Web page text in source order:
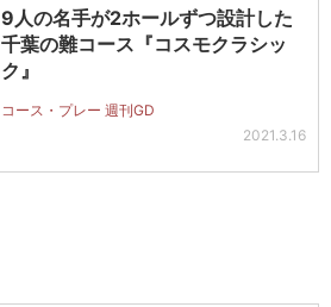
9人の名手が2ホールずつ設計した
千葉の難コース『コスモクラシッ
ク』
コース・プレー 週刊GD
2021.3.16